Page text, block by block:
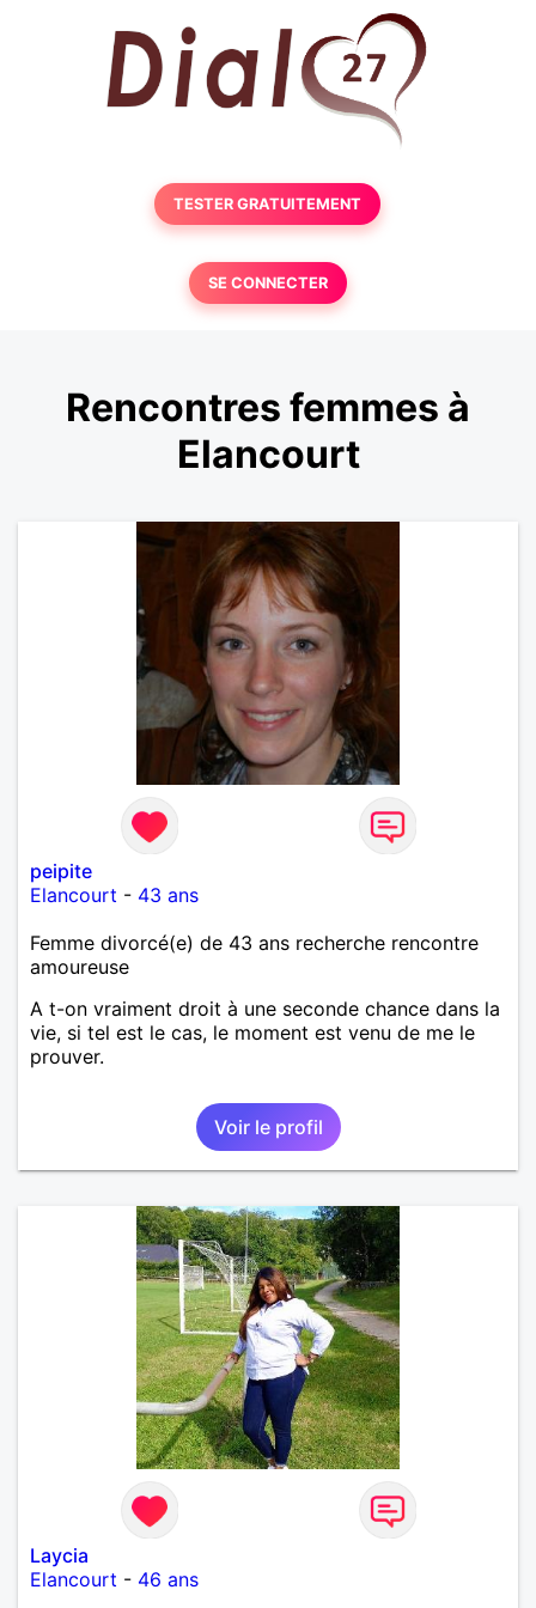
TESTER GRATUITEMENT
SE CONNECTER
Rencontres femmes à
Elancourt
peipite
Elancourt - 43 ans
Femme divorcé(e) de 43 ans recherche rencontre
amoureuse
A t-on vraiment droit à une seconde chance dans la
vie, si tel est le cas, le moment est venu de me le
prouver.
Voir le profil
Laycia
Elancourt - 46 ans